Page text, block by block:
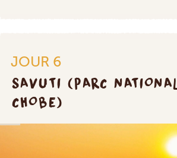
JOUR 6
SAVUTI (PARC
CHOBE)